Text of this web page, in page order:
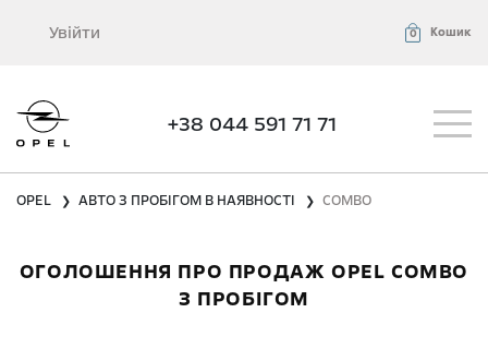
Увійти 0 Кошик
+38 044 591 71 71
OPEL ❯ АВТО З ПРОБІГОМ В НАЯВНОСТІ ❯ COMBO
ОГОЛОШЕННЯ ПРО ПРОДАЖ OPEL COMBO
З ПРОБІГОМ